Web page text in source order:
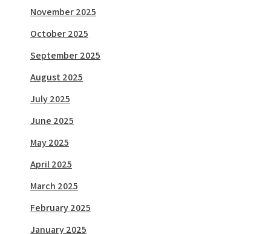
November 2025
October 2025
September 2025
August 2025
July 2025
June 2025
May 2025
April 2025
March 2025
February 2025
January 2025